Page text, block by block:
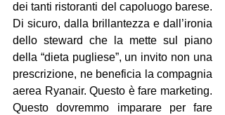
dei tanti ristoranti del capoluogo barese.
Di sicuro, dalla brillantezza e dall’ironia
dello steward che la mette sul piano
della “dieta pugliese”, un invito non una
prescrizione, ne beneficia la compagnia
aerea Ryanair. Questo è fare marketing.
Questo dovremmo imparare per fare